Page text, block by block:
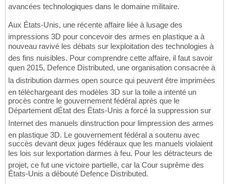
avancées technologiques dans le domaine militaire.
Aux États-Unis, une récente affaire liée à lusage des
impressions 3D pour concevoir des armes en plastique a à
nouveau ravivé les débats sur lexploitation des technologies à
des fins nuisibles. Pour comprendre cette affaire, il faut savoir
quen 2015, Defence Distributed, une organisation consacrée à
la distribution darmes open source qui peuvent être imprimées
en téléchargeant des modèles 3D sur la toile a intenté un
procès contre le gouvernement fédéral après que le
Département dÉtat des États-Unis a forcé la suppression sur
Internet des manuels dinstruction pour limpression des armes
en plastique 3D. Le gouvernement fédéral a soutenu avec
succès devant deux juges fédéraux que les manuels violaient
les lois sur lexportation darmes à feu. Pour les détracteurs de
projet, ce fut une victoire partielle, car la Cour suprême des
États-Unis a débouté Defence Distributed.